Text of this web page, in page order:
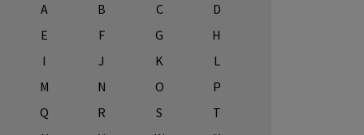
A B C
D
E
F G
H
I
J K
L
M
N O
P
Q
R S
T